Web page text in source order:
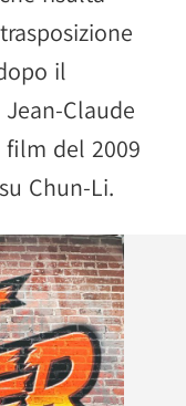
il
Claude
film del 2009
Chun-Li.